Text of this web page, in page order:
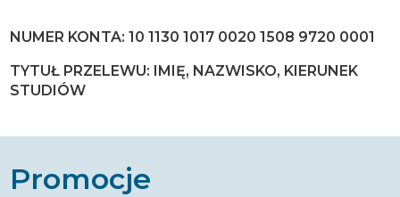
NUMER KONTA: 10 1130 1017 0020 1508 9720 0001
TYTUŁ PRZELEWU: IMIĘ, NAZWISKO, KIERUNEK
STUDIÓW
Promocje